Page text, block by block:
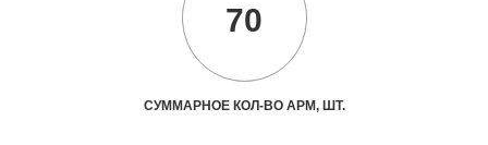
70
СУММАРНОЕ КОЛ-ВО АРМ, ШТ.